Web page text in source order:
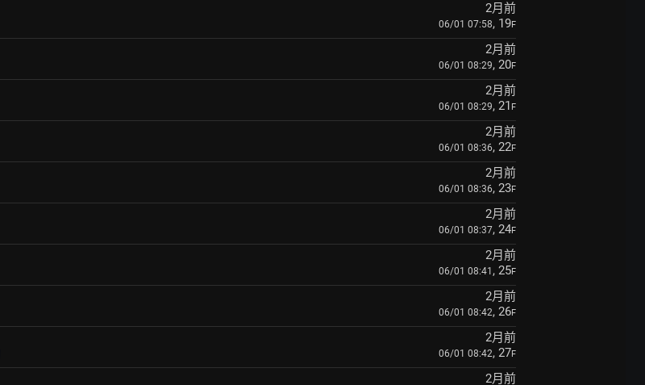
2月前
06/01 07:58, 19F
2月前
06/01 08:29, 20F
2月前
06/01 08:29, 21 F
2月前
06/01 08:36, 22F
2月前
06/01 08:36, 23F
2月前
06/01 08:37, 24F
2月前
06/01 08:41 , 25F
2月前
06/01 08:42, 26F
2月前
06/01 08:42, 27F
2月前